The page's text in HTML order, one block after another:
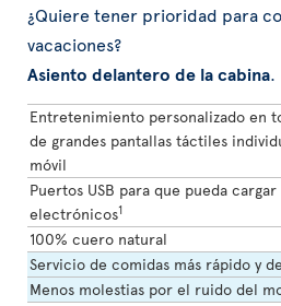
¿Quiere tener prioridad para
vacaciones?
Asiento delantero de la cabina.
Entretenimiento personalizado en
de grandes pantallas táctiles
móvil
Puertos USB para que pueda
electrónicos1
100% cuero natural
Servicio de comidas más rápido y
Menos molestias por el ruido del